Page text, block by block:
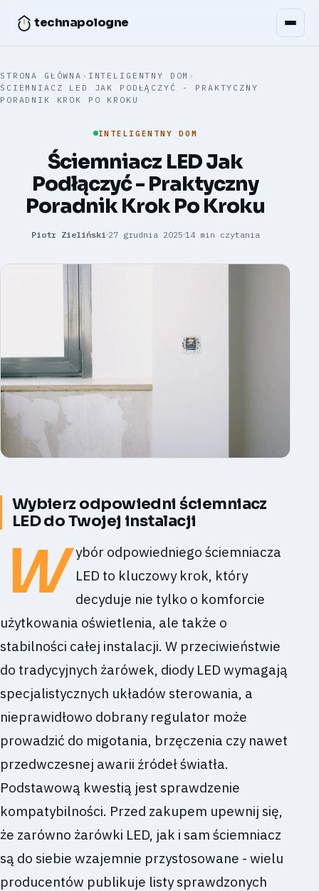
technapologne
STRONA GŁÓWNA › INTELIGENTNY DOM ›
ŚCIEMNIACZ LED JAK PODŁĄCZYĆ - PRAKTYCZNY
PORADNIK KROK PO KROKU
INTELIGENTNY DOM
Ściemniacz LED Jak
Podłączyć - Praktyczny
Poradnik Krok Po Kroku
Piotr Zieliński 27 grudnia 2025 14 min czytania
Wybierz odpowiedni ściemniacz
LED do Twojej instalacji
W
ybór odpowiedniego ściemniacza
LED to kluczowy krok, który
decyduje nie tylko o komforcie
użytkowania oświetlenia, ale także o
stabilności całej instalacji. W przeciwieństwie
do tradycyjnych żarówek, diody LED wymagają
specjalistycznych układów sterowania, a
nieprawidłowo dobrany regulator może
prowadzić do migotania, brzęczenia czy nawet
przedwczesnej awarii źródeł światła.
Podstawową kwestią jest sprawdzenie
kompatybilności. Przed zakupem upewnij się,
że zarówno żarówki LED, jak i sam ściemniacz
są do siebie wzajemnie przystosowane - wielu
producentów publikuje listy sprawdzonych